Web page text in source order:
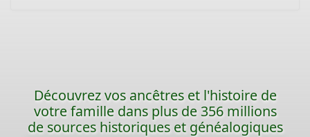
Découvrez vos ancêtres et l'histoire de
votre famille dans plus de 356 millions
de sources historiques et généalogiques